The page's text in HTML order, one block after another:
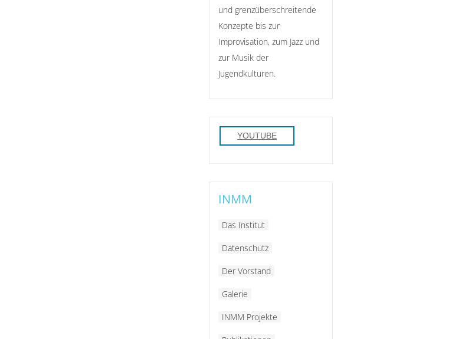
und grenzüberschreitende
Konzepte bis zur
Improvisation, zum Jazz und
zur Musik der
Jugendkulturen.
YOUTUBE
INMM
Das Institut
Datenschutz
Der Vorstand
Galerie
INMM Projekte